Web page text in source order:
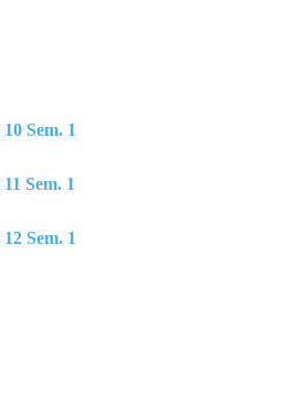
Sem. 1
Sem. 1
Sem. 1